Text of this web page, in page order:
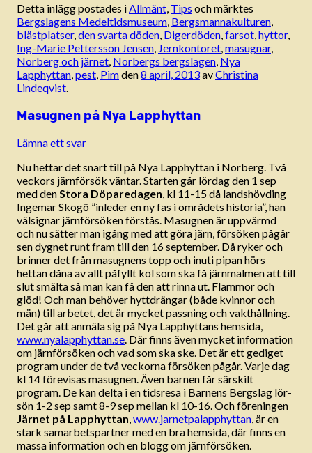
Detta inlägg postades iAllmänt, Tips och märktes
Bergslagens Medeltidsmuseum, Bergsmannakulturen,
blästplatser,den svarta döden, Digerdöden,farsot,hyttor,
Ing-Marie Pettersson Jensen, Jernkontoret,masugnar,
Norberg och järnet, Norbergs bergslagen, Nya
Lapphyttan,pest, Pimden8 april, 2013avChristina
Lindeqvist.
Masugnen på Nya Lapphyttan
Lämna ett svar
Nu hettar det snart till på Nya Lapphyttan i Norberg. Två
veckors järnförsök väntar. Starten går lördag den 1 sep
med denStora Döparedagen, kl 11-15 då landshövding
Ingemar Skogö ”inleder en ny fas i områdets historia”, han
välsignar järnförsöken förstås. Masugnen är uppvärmd
och nu sätter man igång med att göra järn, försöken pågår
sen dygnet runt fram till den 16 september. Då ryker och
brinner det från masugnens topp och inuti pipan hörs
hettan dåna av allt påfyllt kol som ska få järnmalmen att till
slut smälta så man kan få den att rinna ut. Flammor och
glöd! Och man behöver hyttdrängar (både kvinnor och
män) till arbetet, det är mycket passning och vakthållning.
Det går att anmäla sig på Nya Lapphyttans hemsida,
www.nyalapphyttan.se. Där finns även mycket information
om järnförsöken och vad som ska ske. Det är ett gediget
program under de två veckorna försöken pågår. Varje dag
kl 14 förevisas masugnen. Även barnen får särskilt
program. De kan delta i en tidsresa i Barnens Bergslag lör-
sön 1-2 sep samt 8-9 sep mellan kl 10-16. Och föreningen
Järnet på Lapphyttan,www.jarnetpalapphyttan, är en
stark samarbetspartner med en bra hemsida, där finns en
massa information och en blogg om järnförsöken.